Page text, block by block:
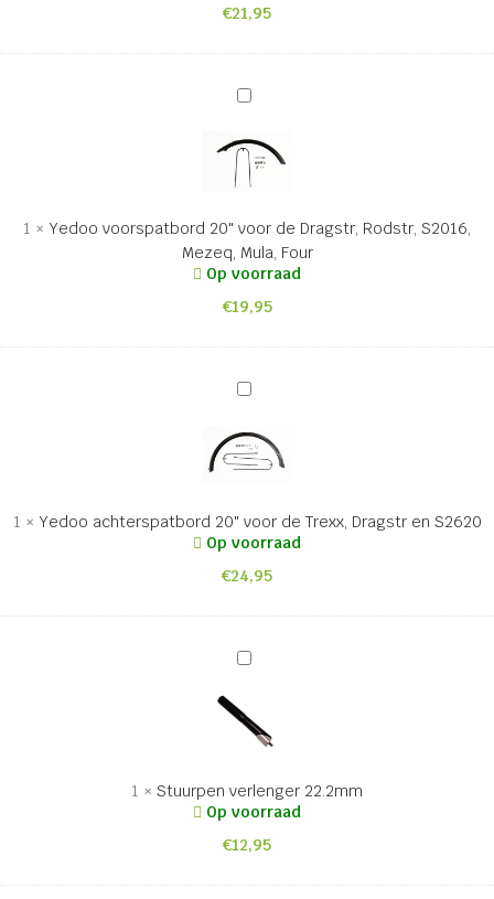
€21,95
Yedoo
20"
voor
de
Rodstr,
S2016,
Mula,
1 × Yedoo voorspatbord 20" voor de Dragstr, Rodstr, S2016,
Mezeq, Mula, Four
Op voorraad
€19,95
Yedoo
20"
voor
Dragstr
S2620
1 × Yedoo achterspatbord 20" voor de Trexx, Dragstr en S2620
Op voorraad
€24,95
Stuurpen
22.2mm
1 × Stuurpen verlenger 22.2mm
Op voorraad
€12,95